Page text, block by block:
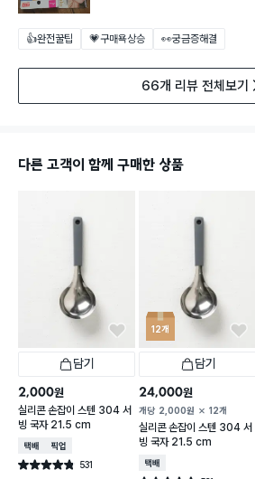
👍완전꿀팁 💗구매욕상승 👀궁금증해결
66개 리뷰 전체보기
다른 고객이 함께 구매한 상품
담기
2,000원
실리콘 손잡이 스텐 304 서
빙 국자 21.5 cm
택배배송매장픽업
별점 4.8점 531
건 작성
12개
담기
24,000원
개당 2,000원 12개
실리콘 손잡이 스텐 304 서
빙 국자 21.5 cm
택배배송